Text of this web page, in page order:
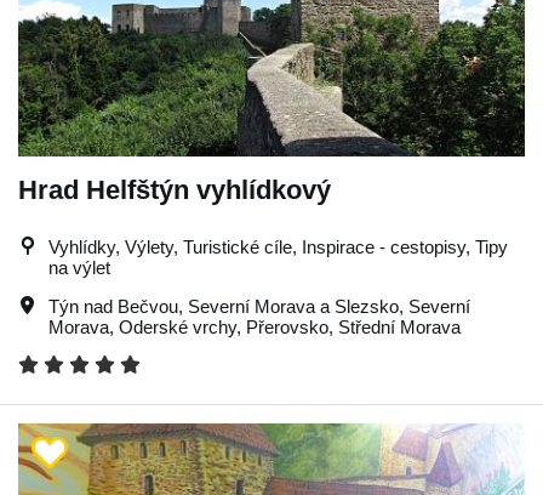
Hrad Helfštýn vyhlídkový
Vyhlídky, Výlety, Turistické cíle, Inspirace - cestopisy, Tipy
na výlet
Týn nad Bečvou, Severní Morava a Slezsko, Severní
Morava, Oderské vrchy, Přerovsko, Střední Morava